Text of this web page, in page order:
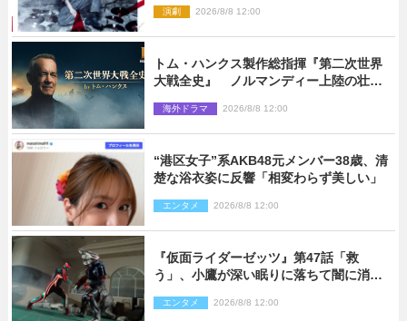
演劇 2026/8/8 12:00
トム・ハンクス製作総指揮『第二次世界
大戦全史』 ノルマンディー上陸の壮絶
海外ドラマ 2026/8/8 12:00
“港区女子”系AKB48元メンバー38歳、清
楚な浴衣姿に反響「相変わらず美しい」
エンタメ 2026/8/8 12:00
『仮面ライダーゼッツ』第47話「救
う」、小鷹が深い眠りに落ちて闇に消え
エンタメ 2026/8/8 12:00